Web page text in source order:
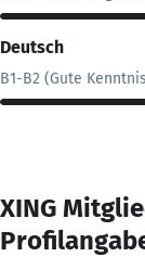
Deutsch
B1-B2 (Gute
XING